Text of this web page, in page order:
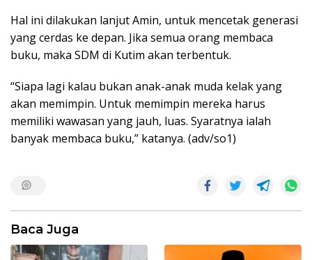
Hal ini dilakukan lanjut Amin, untuk mencetak generasi
yang cerdas ke depan. Jika semua orang membaca
buku, maka SDM di Kutim akan terbentuk.
“Siapa lagi kalau bukan anak-anak muda kelak yang
akan memimpin. Untuk memimpin mereka harus
memiliki wawasan yang jauh, luas. Syaratnya ialah
banyak membaca buku,” katanya. (adv/so1)
Baca Juga